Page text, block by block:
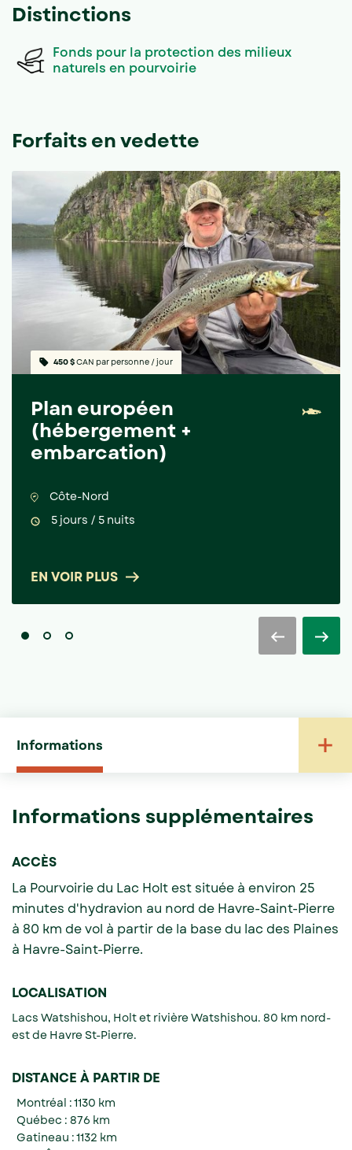
Distinctions
Fonds pour la protection des milieux
naturels en pourvoirie
Forfaits en vedette
450 $CAN par personne / jour
Plan européen
(hébergement +
embarcation)
Côte-Nord
5 jours / 5 nuits
EN VOIR PLUS
Go to slide 1
Go to slide 2
Go to slide 3 Previous
Informations
Informations supplémentaires
ACCÈS
La Pourvoirie du Lac Holt est située à environ 25
minutes d'hydravion au nord de Havre-Saint-Pierre
à 80 km de vol à partir de la base du lac des Plaines
à Havre-Saint-Pierre.
LOCALISATION
Lacs Watshishou, Holt et rivière Watshishou. 80 km nord-
est de Havre St-Pierre.
DISTANCE À PARTIR DE
Montréal : 1130 km
Québec : 876 km
Gatineau : 1132 km